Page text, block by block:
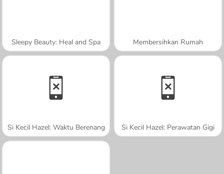
Sleepy Beauty: Heal and Spa Membersihkan Rumah
Si Kecil Hazel: Waktu Berenang Si Kecil Hazel: Perawatan Gigi